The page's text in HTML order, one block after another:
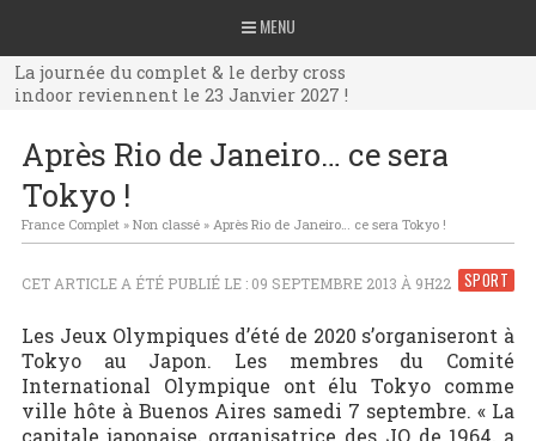
MENU
La journée du complet & le derby cross
indoor reviennent le 23 Janvier 2027 !
La journée du complet & le derby cross
indoor reviennent le 23 Janvier 2027 !
indoor reviennent le 23 Janvier 2027 !
Après Rio de Janeiro… ce sera
Tokyo !
France Complet» Non classé» Après Rio de Janeiro… ce sera Tokyo !
SPORT
CET ARTICLE A ÉTÉ PUBLIÉ LE : 09 SEPTEMBRE 2013 À 9H22
Les Jeux Olympiques d’été de 2020 s’organiseront à
Tokyo au Japon. Les membres du Comité
International Olympique ont élu Tokyo comme
ville hôte à Buenos Aires samedi 7 septembre. « La
capitale japonaise, organisatrice des JO de 1964, a